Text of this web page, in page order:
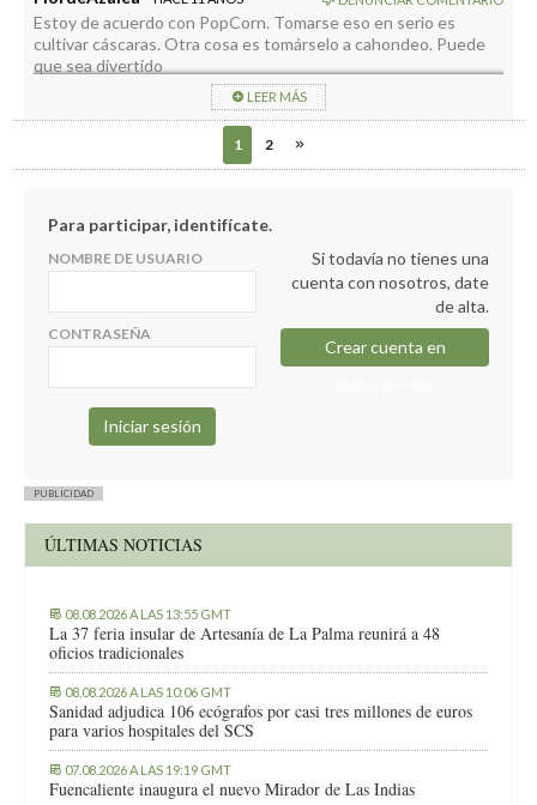
Estoy de acuerdo con PopCorn. Tomarse eso en serio es
cultivar cáscaras. Otra cosa es tomárselo a cahondeo. Puede
que sea divertido
LEER MÁS
1 2
Para participar, identifícate.
NOMBRE DE USUARIO
CONTRASEÑA
Si todavía no tienes una
cuenta con nosotros, date
de alta.
Crear cuenta en
PUBLICIDAD
ÚLTIMAS NOTICIAS
08.08.2026 A LAS 13:55 GMT
La 37 feria insular de Artesanía de La Palma reunirá a 48
oficios tradicionales
08.08.2026 A LAS 10:06 GMT
Sanidad adjudica 106 ecógrafos por casi tres millones de euros
para varios hospitales del SCS
07.08.2026 A LAS 19:19 GMT
Fuencaliente inaugura el nuevo Mirador de Las Indias